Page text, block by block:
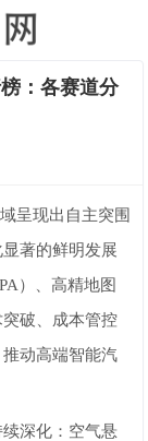
：各赛道分
呈现出自主突围
著的鲜明发展
）、高精地图
破、成本管控
动高端智能汽
深化：空气悬